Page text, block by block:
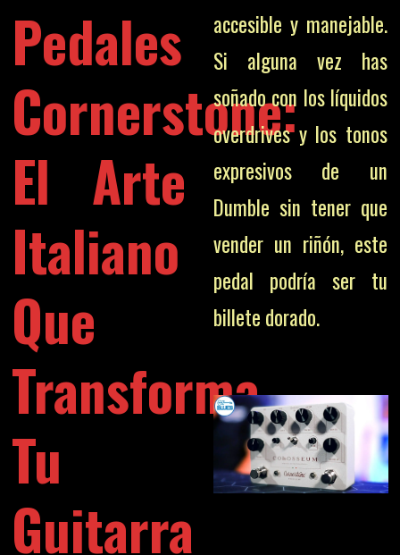
Pedales
Cornerstone:
El Arte
Italiano
Que
Transforma
Tu
Guitarra
accesible y manejable.
Si alguna vez has
soñado con los líquidos
overdrives y los tonos
expresivos de un
Dumble sin tener que
vender un riñón, este
pedal podría ser tu
billete dorado.